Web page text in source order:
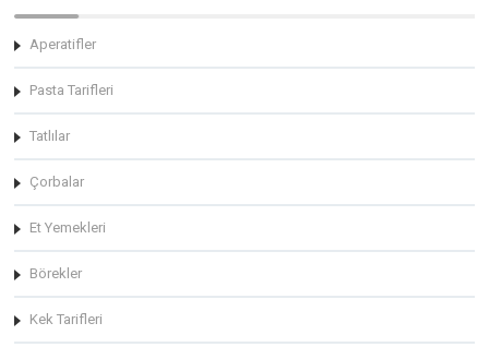
Aperatifler
Pasta Tarifleri
Tatlılar
Çorbalar
Et Yemekleri
Börekler
Kek Tarifleri